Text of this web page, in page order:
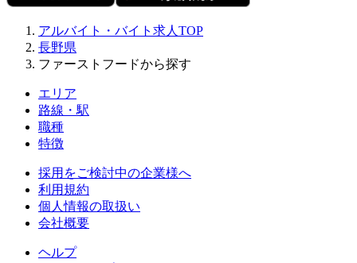
アルバイト・バイト求人TOP
長野県
ファーストフードから探す
エリア
路線・駅
職種
特徴
採用をご検討中の企業様へ
利用規約
個人情報の取扱い
会社概要
ヘルプ